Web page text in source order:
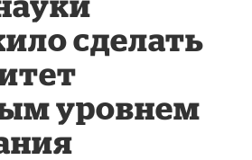
сделать
уровнем